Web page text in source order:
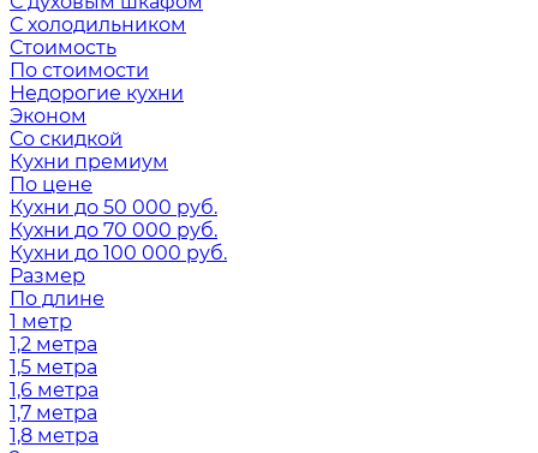
С холодильником
Стоимость
По стоимости
Недорогие кухни
Эконом
Со скидкой
Кухни премиум
По цене
Кухни до 50 000 руб.
Кухни до 70 000 руб.
Кухни до 100 000 руб.
Размер
По длине
1 метр
1,2 метра
1,5 метра
1,6 метра
1,7 метра
1,8 метра